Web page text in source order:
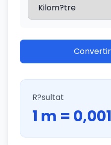
R?sultat
1 m =